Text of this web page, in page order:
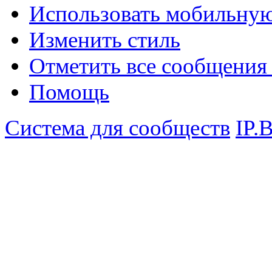
Использовать
Изменить стиль
Отметить все
Помощь
Система для сообществ